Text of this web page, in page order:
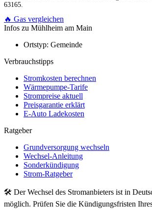
63165.
🔥 Gas vergleichen
Infos zu Mühlheim am Main
Ortstyp: Gemeinde
Verbrauchstipps
Stromkosten berechnen
Wärmepumpe-Tarife
Strompreise aktuell
Preisgarantie erklärt
E-Auto Ladekosten
Ratgeber
Grundversorgung wechseln
Wechsel-Anleitung
Sonderkündigung
Strom-Ratgeber
🛠 Der Wechsel des Stromanbieters ist in
möglich. Prüfen Sie die Kündigungsfristen